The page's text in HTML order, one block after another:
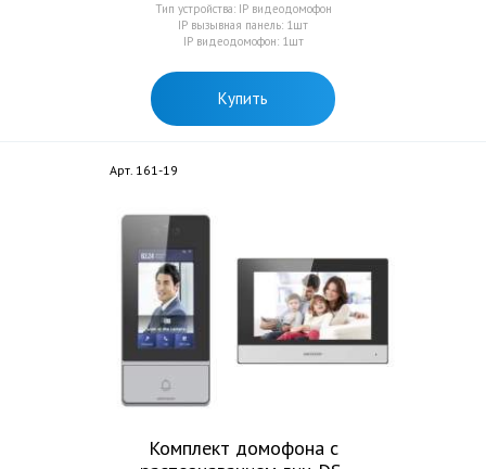
Тип устройства: IP видеодомофон
IP вызывная панель: 1шт
IP видеодомофон: 1шт
Купить
Арт. 161-19
Комплект домофона с